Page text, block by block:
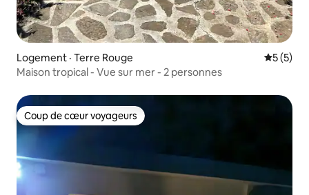
Logement · Terre Rouge Note
5 (5)
Maison tropical - Vue sur mer - 2 personnes
Coup de cœur voyageurs
Coup de cœur voyageurs